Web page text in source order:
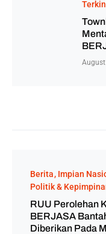
Berita Impian
Politik &
RUU Perolehan
BERJASA
Diberikan Pada